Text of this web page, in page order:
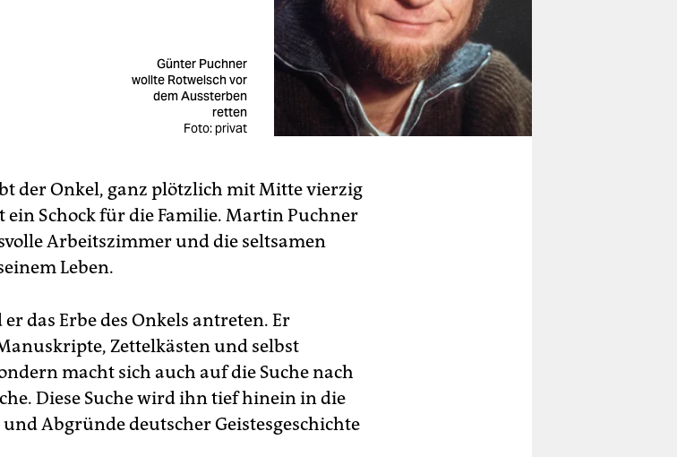
Günter Puchner
wollte Rotwelsch vor
dem Aussterben
retten
Foto: privat
der Onkel, ganz plötzlich mit Mitte vierzig
ein Schock für die Familie. Martin Puchner
Arbeitszimmer und die seltsamen
Leben.
das Erbe des Onkels antreten. Er
Zettelkästen und selbst
macht sich auch auf die Suche nach
Diese Suche wird ihn tief hinein in die
Abgründe deutscher Geistesgeschichte